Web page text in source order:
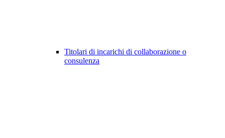
Titolari di incarichi di collaborazione o
consulenza